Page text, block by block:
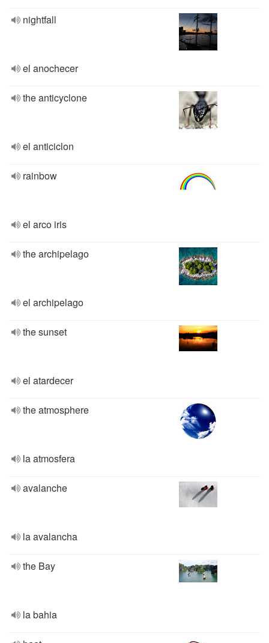
nightfall
el anochecer
the anticyclone
el anticiclon
rainbow
el arco iris
the archipelago
el archipelago
the sunset
el atardecer
the atmosphere
la atmosfera
avalanche
la avalancha
the Bay
la bahia